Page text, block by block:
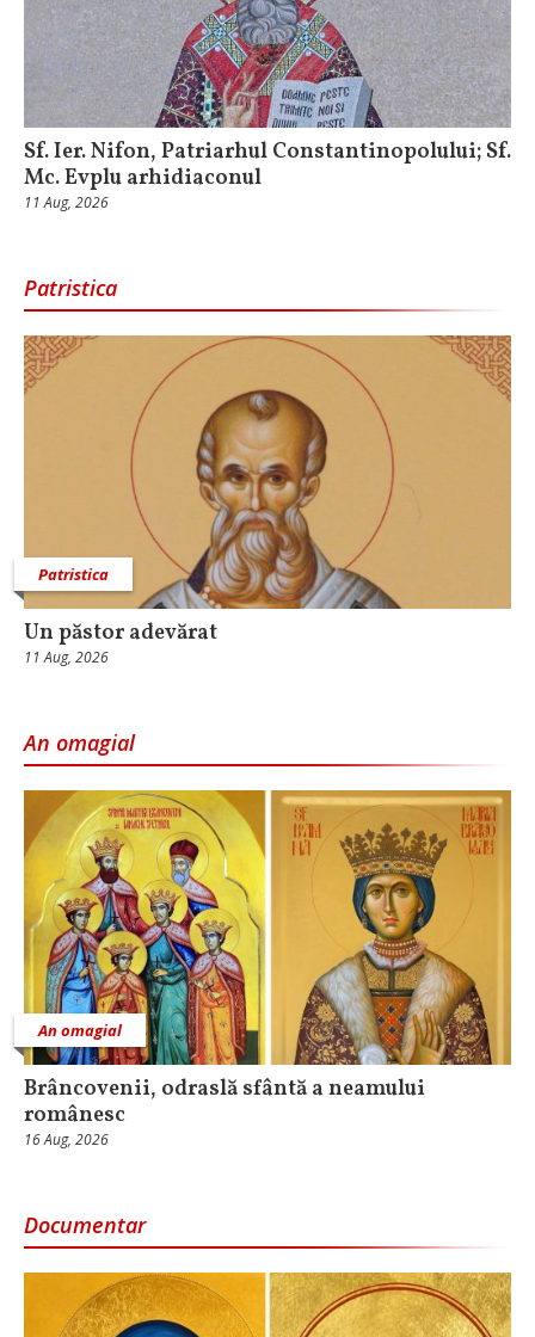
Sf. Ier. Nifon, Patriarhul Constantinopolului; Sf.
Mc. Evplu arhidiaconul
11 Aug, 2026
Patristica
Patristica
Un păstor adevărat
11 Aug, 2026
An omagial
An omagial
Brâncovenii, odraslă sfântă a neamului
românesc
16 Aug, 2026
Documentar